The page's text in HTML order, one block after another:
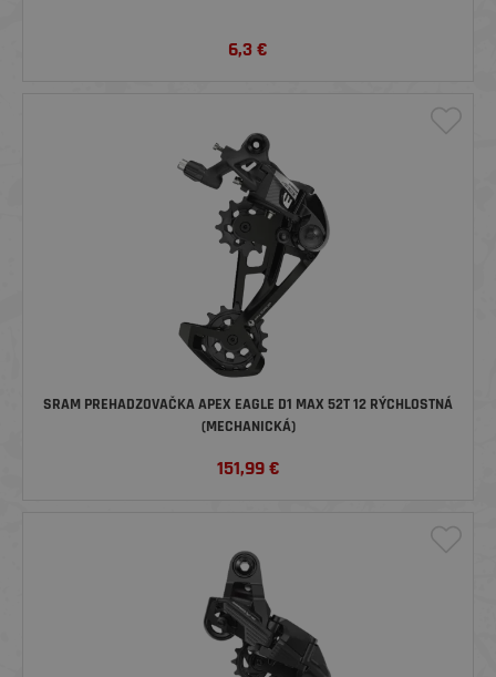
6,3€
SRAM PREHADZOVAČKA APEX EAGLE D1 MAX 52T 12 RÝCHLOSTNÁ
(MECHANICKÁ)
151,99€